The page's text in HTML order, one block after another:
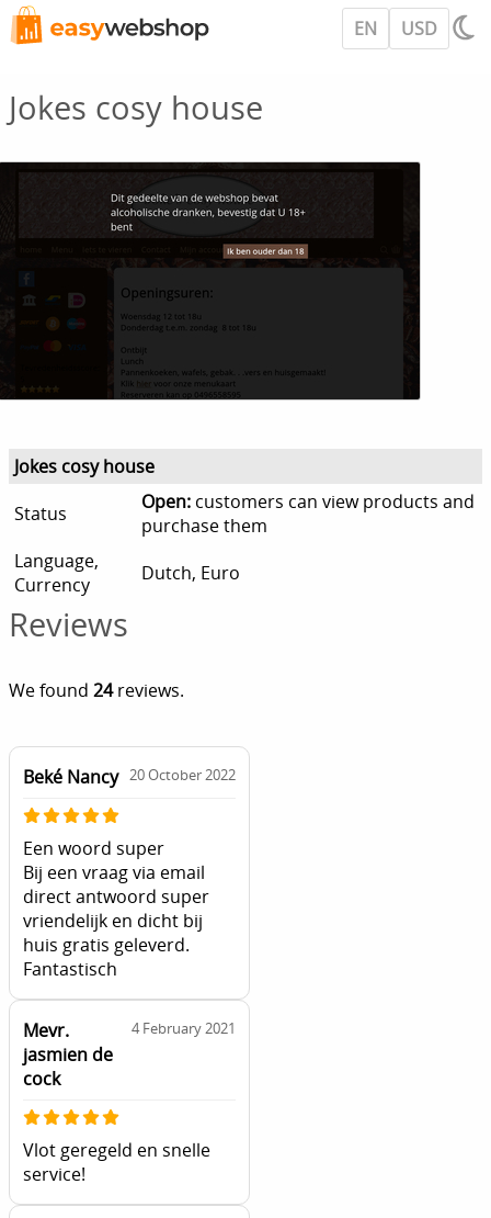
EN USD
Jokes cosy house
Jokes cosy house
Status
Open: customers can view products and
purchase them
Language,
Currency
Dutch, Euro
Reviews
We found 24reviews.
Beké Nancy 20 October 2022
Een woord super
Bij een vraag via email
direct antwoord super
vriendelijk en dicht bij
huis gratis geleverd.
Fantastisch
Mevr.
jasmien de
cock
4 February 2021
Vlot geregeld en snelle
service!